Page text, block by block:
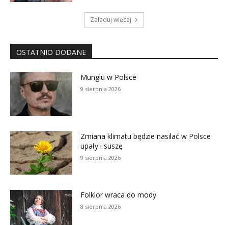
Załaduj więcej
OSTATNIO DODANE
Mungiu w Polsce
9 sierpnia 2026
Zmiana klimatu będzie nasilać w Polsce
upały i suszę
9 sierpnia 2026
Folklor wraca do mody
8 sierpnia 2026